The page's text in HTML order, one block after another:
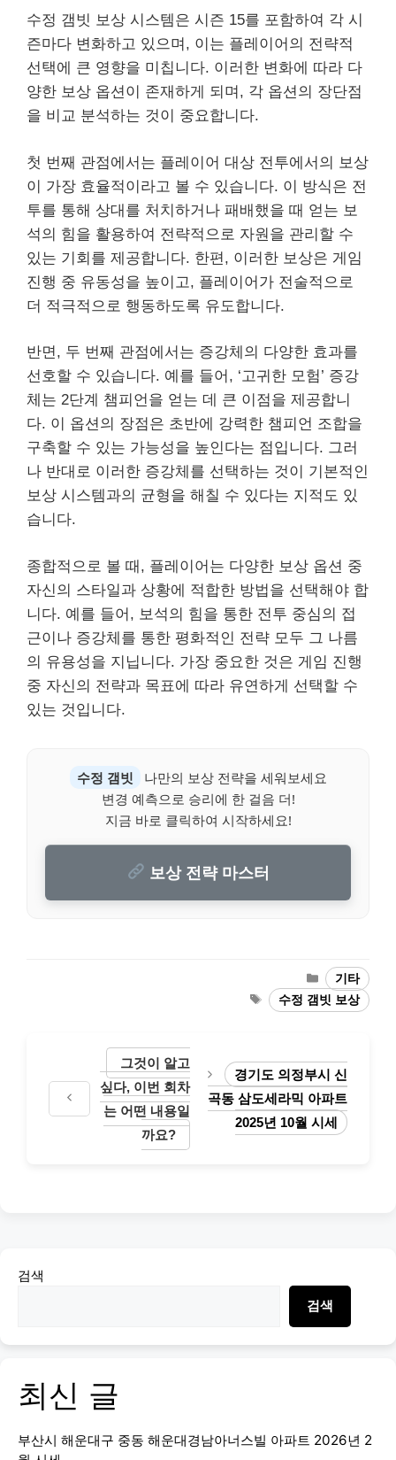
수정 갬빗 보상 시스템은 시즌 15를 포함하여 각 시
즌마다 변화하고 있으며, 이는 플레이어의 전략적
선택에 큰 영향을 미칩니다. 이러한 변화에 따라 다
양한 보상 옵션이 존재하게 되며, 각 옵션의 장단점
을 비교 분석하는 것이 중요합니다.
첫 번째 관점에서는 플레이어 대상 전투에서의 보상
이 가장 효율적이라고 볼 수 있습니다. 이 방식은 전
투를 통해 상대를 처치하거나 패배했을 때 얻는 보
석의 힘을 활용하여 전략적으로 자원을 관리할 수
있는 기회를 제공합니다. 한편, 이러한 보상은 게임
진행 중 유동성을 높이고, 플레이어가 전술적으로
더 적극적으로 행동하도록 유도합니다.
반면, 두 번째 관점에서는 증강체의 다양한 효과를
선호할 수 있습니다. 예를 들어, ‘고귀한 모험’ 증강
체는 2단계 챔피언을 얻는 데 큰 이점을 제공합니
다. 이 옵션의 장점은 초반에 강력한 챔피언 조합을
구축할 수 있는 가능성을 높인다는 점입니다. 그러
나 반대로 이러한 증강체를 선택하는 것이 기본적인
보상 시스템과의 균형을 해칠 수 있다는 지적도 있
습니다.
종합적으로 볼 때, 플레이어는 다양한 보상 옵션 중
자신의 스타일과 상황에 적합한 방법을 선택해야 합
니다. 예를 들어, 보석의 힘을 통한 전투 중심의 접
근이나 증강체를 통한 평화적인 전략 모두 그 나름
의 유용성을 지닙니다. 가장 중요한 것은 게임 진행
중 자신의 전략과 목표에 따라 유연하게 선택할 수
있는 것입니다.
수정 갬빗
나만의 보상 전략을 세워보세요
변경 예측으로 승리에 한 걸음 더!
지금 바로 클릭하여 시작하세요!
보상 전략 마스터
Categories
기타
Tags수정 갬빗 보상
그것이 알고
싶다, 이번 회차
는 어떤 내용일
까요?
경기도 의정부시 신
곡동 삼도세라믹 아파트
2025년 10월 시세
검색
검색
최신 글
부산시 해운대구 중동 해운대경남아너스빌 아파트 2026년 2